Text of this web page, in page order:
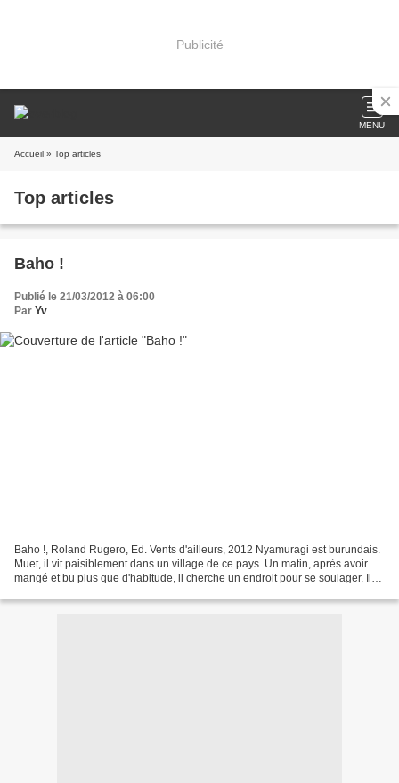
Publicité
MENU
Accueil » Top articles
Top articles
Baho !
Publié le 21/03/2012 à 06:00
Par Yv
Baho !, Roland Rugero, Ed. Vents d'ailleurs, 2012 Nyamuragi est burundais.
Muet, il vit paisiblement dans un village de ce pays. Un matin, après avoir
mangé et bu plus que d'habitude, il cherche un endroit pour se soulager. Il